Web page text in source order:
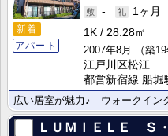
新着
アパート
-
1ヶ月
1K
28.28㎡
2007年8月
（築19
江戸川区松江
都営新宿線 船堀
広い居室が魅力♪ ウォークイン
ＬＵＭＩＥＬＥ Ｓ